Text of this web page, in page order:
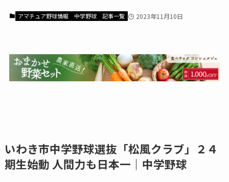
アマチュア野球情報 中学野球 記事一覧 2023年11月10日
いわき市中学野球選抜「松風クラブ」２４
期生始動 人間力も日本一｜中学野球